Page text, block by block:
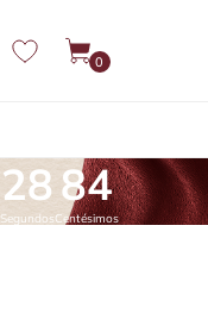
0
27
Segundos
78
Centésimos